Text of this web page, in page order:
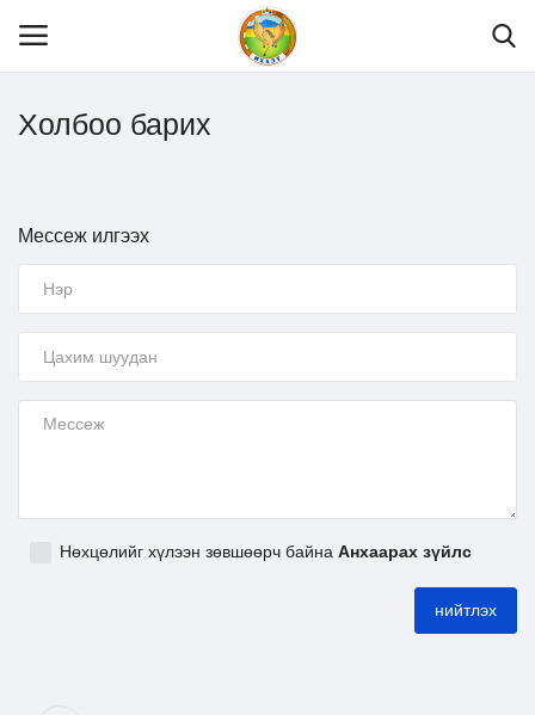
Танилцуулга
ХУУЛЬ ЭРХ ЗҮЙ
Холбоо барих
Мессеж илгээх
Нөхцөлийг хүлээн зөвшөөрч байнаАнхаарах зүйлс
нийтлэх